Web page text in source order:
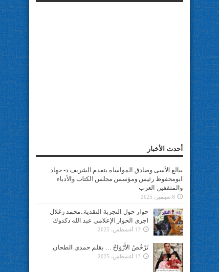
أحدث الأخبار
ببالغ الأسى وصادق المواساة يتقدم الشريف د- جهاد
ابومحفوظ رئيس ومؤسس مجلس الكتاب والأدباء
والمثقفين العرب
8 سبتمبر، 2025
حوار حول التجربة النقدية..محمد زغلال
اجرى الحوار الإعلامي عبد الله دكدوك
13 أغسطس، 2025
تَرْخُصُ الأَرْوَاحُ … بقلم حمدي الطحان
13 أغسطس، 2025